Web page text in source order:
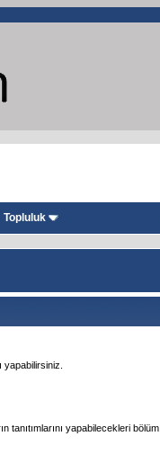
Topluluk
yapabilirsiniz.
yapabilecekleri bölüm.